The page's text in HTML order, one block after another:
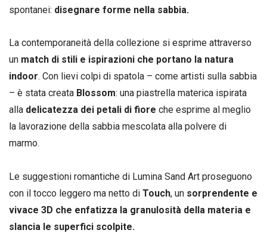
spontanei: disegnare forme nella sabbia.
La contemporaneità della collezione si esprime attraverso
un match di stili e ispirazioni che portano la natura
indoor. Con lievi colpi di spatola – come artisti sulla sabbia
– è stata creata Blossom: una piastrella materica ispirata
alla delicatezza dei petali di fiore che esprime al meglio
la lavorazione della sabbia mescolata alla polvere di
marmo.
Le suggestioni romantiche di Lumina Sand Art proseguono
con il tocco leggero ma netto di Touch, un sorprendente e
vivace 3D che enfatizza la granulosità della materia e
slancia le superfici scolpite.